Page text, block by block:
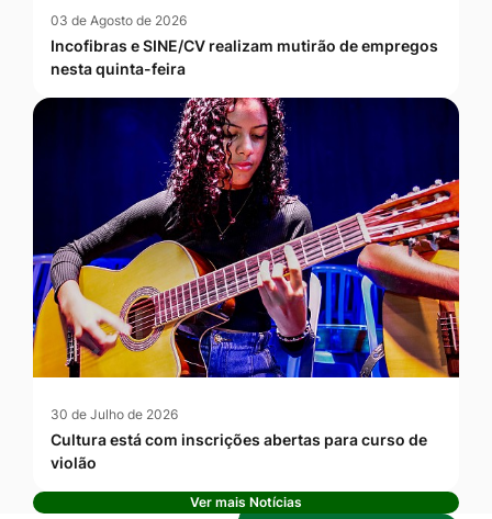
03 de Agosto de 2026
Incofibras e SINE/CV realizam mutirão de empregos
nesta quinta-feira
30 de Julho de 2026
Cultura está com inscrições abertas para curso de
violão
Ver mais Notícias